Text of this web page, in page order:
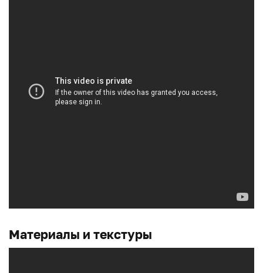
Материалы и текстуры